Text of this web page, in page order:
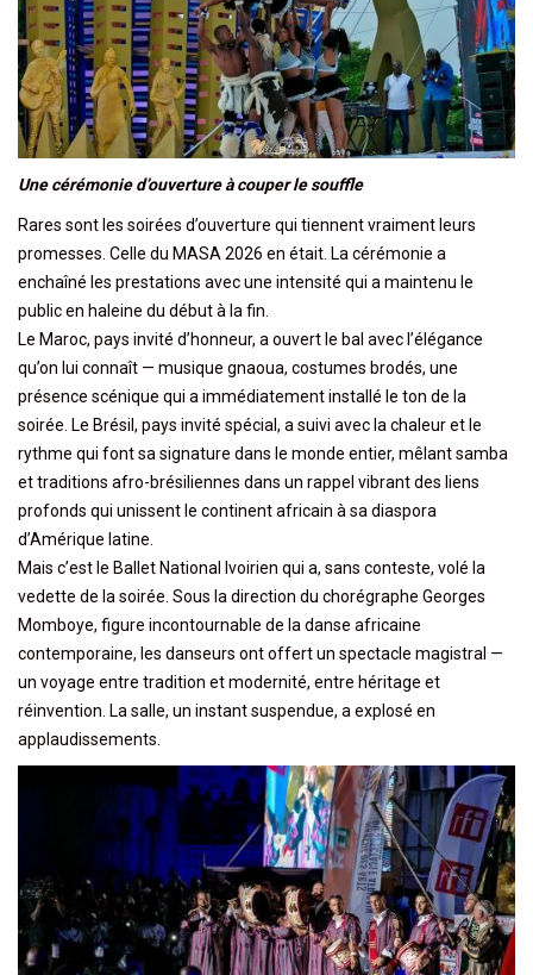
Une cérémonie d’ouverture à couper le souffle
Rares sont les soirées d’ouverture qui tiennent vraiment leurs
promesses. Celle du MASA 2026 en était. La cérémonie a
enchaîné les prestations avec une intensité qui a maintenu le
public en haleine du début à la fin.
Le Maroc, pays invité d’honneur, a ouvert le bal avec l’élégance
qu’on lui connaît — musique gnaoua, costumes brodés, une
présence scénique qui a immédiatement installé le ton de la
soirée. Le Brésil, pays invité spécial, a suivi avec la chaleur et le
rythme qui font sa signature dans le monde entier, mêlant samba
et traditions afro-brésiliennes dans un rappel vibrant des liens
profonds qui unissent le continent africain à sa diaspora
d’Amérique latine.
Mais c’est le Ballet National Ivoirien qui a, sans conteste, volé la
vedette de la soirée. Sous la direction du chorégraphe Georges
Momboye, figure incontournable de la danse africaine
contemporaine, les danseurs ont offert un spectacle magistral —
un voyage entre tradition et modernité, entre héritage et
réinvention. La salle, un instant suspendue, a explosé en
applaudissements.